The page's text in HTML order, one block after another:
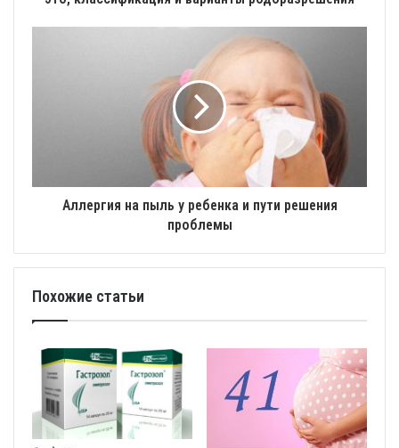
Аллергия на пыль у ребенка и пути решения
проблемы
Похожие статьи